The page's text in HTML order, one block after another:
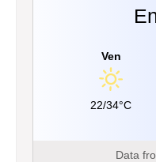
Ven
22/34°C
Data